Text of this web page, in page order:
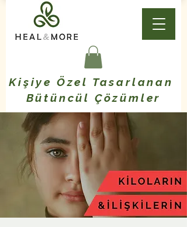
Kişiye Özel Tasarlanan
Bütüncül Çözümler